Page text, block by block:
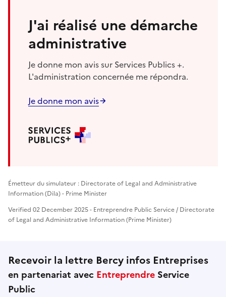
J'ai réalisé une démarche
administrative
Je donne mon avis sur Services Publics +.
L'administration concernée me répondra.
Je donne mon avis
Émetteur du simulateur : Directorate of Legal and Administrative
Information (Dila) - Prime Minister
Verified 02 December 2025 - Entreprendre Public Service / Directorate
of Legal and Administrative Information (Prime Minister)
Recevoir la lettre Bercy infos Entreprises
en partenariat avec Entreprendre Service
Public